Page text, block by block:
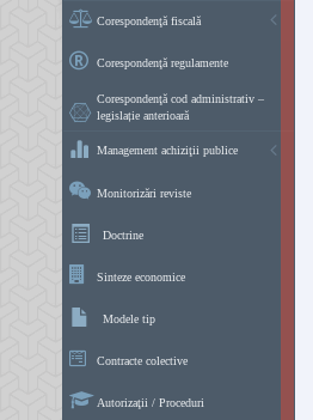
Corespondenţă fiscală
Corespondenţă regulamente
Corespondenţă cod administrativ –
legislație anterioară
Management achiziţii publice
Monitorizări reviste
Doctrine
Sinteze economice
Modele tip
Contracte colective
Autorizaţii / Proceduri